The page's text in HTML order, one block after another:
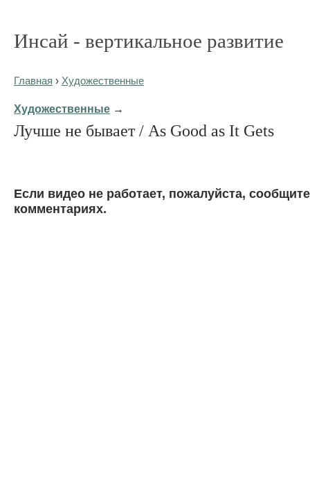
Инсай - вертикальное развитие
Главная › Художественные
Художественные →
Лучше не бывает / As Good as It Gets
Eсли видео не работает, пожалуйста,
комментариях.